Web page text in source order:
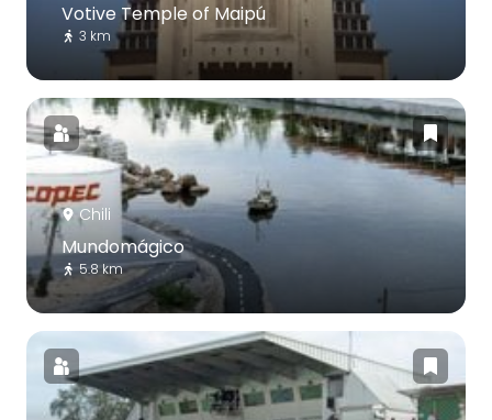
Votive Temple of Maipú
3 km
Chili
Mundomágico
5.8 km